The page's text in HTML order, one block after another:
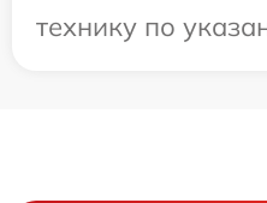
технику по